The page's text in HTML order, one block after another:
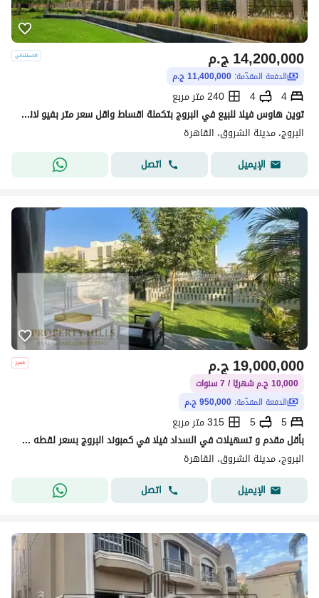
ج.م14,200,000
الدفعة المقدّمة: 11,400,000 ج.م
4
4
240 متر مربع
توين هاوس فيلا للبيع في البروج بتكملة اقساط واقل سعر متر بفيو لاند سكيب
البروج، مدينة الشروق، القاهرة
الإيميل
اتصل
ج.م19,000,000
10,000 ج.م شهريًا / 7 سنوات
الدفعة المقدّمة: 950,000 ج.م
5
5
315 متر مربع
بأقل مقدم و تسهيلات في السداد فيلا في كمبوند البروج بسعر لقطه متاح معاينه
البروج، مدينة الشروق، القاهرة
الإيميل
اتصل